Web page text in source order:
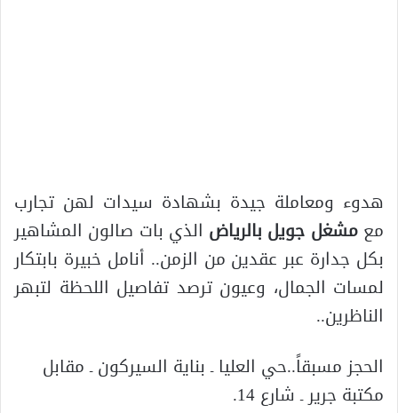
هدوء ومعاملة جيدة بشهادة سيدات لهن تجارب
معمشغل جويل بالرياض الذي بات صالون المشاهير
بكل جدارة عبر عقدين من الزمن.. أنامل خبيرة بابتكار
لمسات الجمال، وعيون ترصد تفاصيل اللحظة لتبهر
الناظرين..
الحجز مسبقاً..حي العليا ـ بناية السيركون ـ مقابل
مكتبة جرير ـ شارع 14.